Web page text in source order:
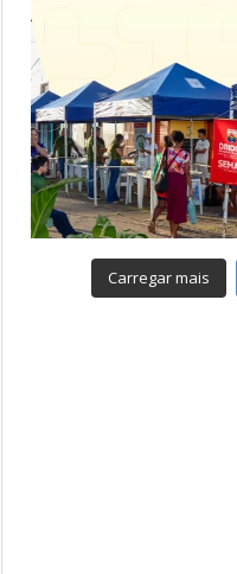
Carregar mais